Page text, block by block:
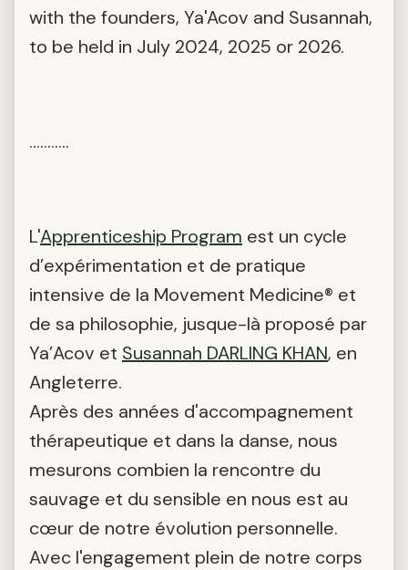
with the founders, Ya'Acov and Susannah,
to be held in July 2024, 2025 or 2026.
...........
L'Apprenticeship Program est un cycle
d’expérimentation et de pratique
intensive de la Movement Medicine® et
de sa philosophie, jusque-là proposé par
Ya’Acov et Susannah DARLING KHAN, en
Angleterre.
Après des années d'accompagnement
thérapeutique et dans la danse, nous
mesurons combien la rencontre du
sauvage et du sensible en nous est au
cœur de notre évolution personnelle.
Avec l'engagement plein de notre corps